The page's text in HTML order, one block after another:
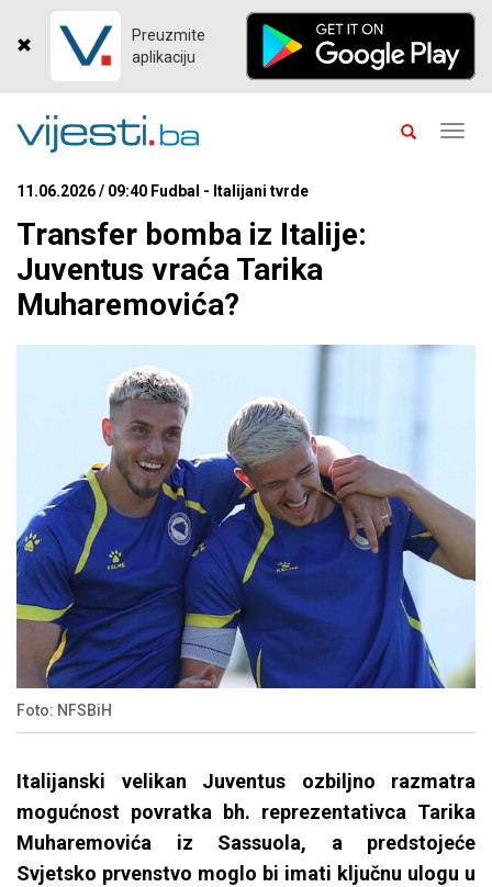
Preuzmite
aplikaciju
11.06.2026 / 09:40 Fudbal - Italijani tvrde
Transfer bomba iz Italije:
Juventus vraća Tarika
Muharemovića?
Foto: NFSBiH
Italijanski velikan Juventus ozbiljno razmatra
mogućnost povratka bh. reprezentativca Tarika
Muharemovića iz Sassuola, a predstojeće
Svjetsko prvenstvo moglo bi imati ključnu ulogu u